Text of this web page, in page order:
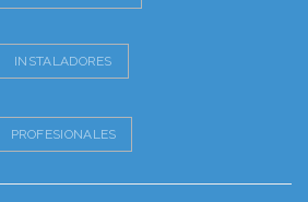
INSTALADORES
PROFESIONALES